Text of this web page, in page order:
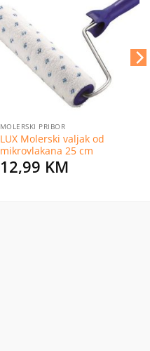
Dodaj
na
MOLERSKI PRIBOR
LUX Molerski valjak od
mikrovlakana 25 cm
12,99 KM